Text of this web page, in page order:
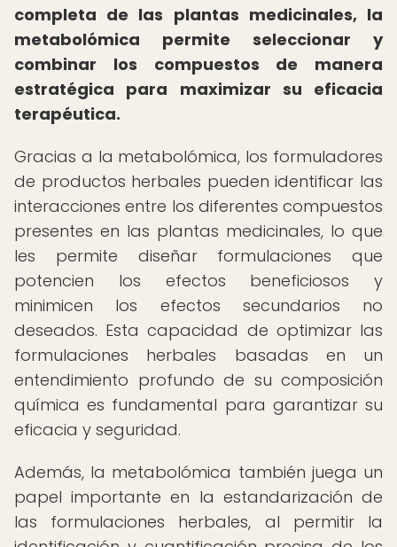
completa de las plantas medicinales, la
metabolómica permite seleccionar y
combinar los compuestos de manera
estratégica para maximizar su eficacia
terapéutica.
Gracias a la metabolómica, los formuladores
de productos herbales pueden identificar las
interacciones entre los diferentes compuestos
presentes en las plantas medicinales, lo que
les permite diseñar formulaciones que
potencien los efectos beneficiosos y
minimicen los efectos secundarios no
deseados. Esta capacidad de optimizar las
formulaciones herbales basadas en un
entendimiento profundo de su composición
química es fundamental para garantizar su
eficacia y seguridad.
Además, la metabolómica también juega un
papel importante en la estandarización de
las formulaciones herbales, al permitir la